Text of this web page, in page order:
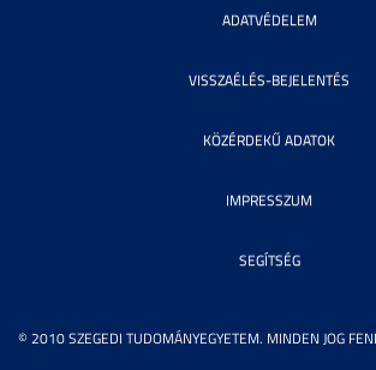
© 2010 SZEGEDI TUDOMÁNYEGYETEM. MINDEN JOG
ADATVÉDELEM
VISSZAÉLÉS-BEJELENTÉS
KÖZÉRDEKŰ ADATOK
IMPRESSZUM
SEGÍTSÉG